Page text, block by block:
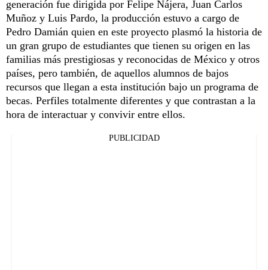
generación fue dirigida por Felipe Nájera, Juan Carlos
Muñoz y Luis Pardo, la producción estuvo a cargo de
Pedro Damián quien en este proyecto plasmó la historia de
un gran grupo de estudiantes que tienen su origen en las
familias más prestigiosas y reconocidas de México y otros
países, pero también, de aquellos alumnos de bajos
recursos que llegan a esta institución bajo un programa de
becas. Perfiles totalmente diferentes y que contrastan a la
hora de interactuar y convivir entre ellos.
PUBLICIDAD